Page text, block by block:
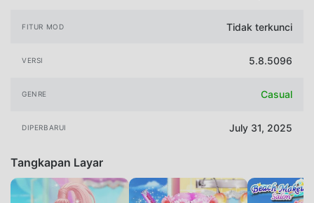
FITUR MOD Tidak terkunci
VERSI 5.8.5096
GENRE Casual
DIPERBARUI July 31, 2025
Tangkapan Layar